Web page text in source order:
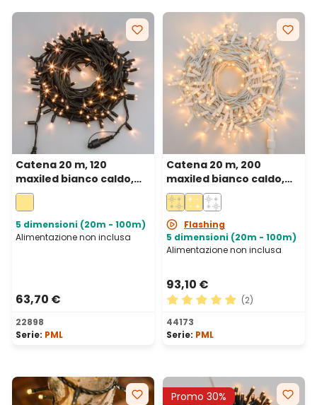
Catena 20 m, 120
maxiled bianco caldo,
cavo verde,
prolungabile, IP67
5 dimensioni (20m - 100m)
Alimentazione non inclusa
63,70 €
22898
Serie: PML
Catena 20 m, 200
maxiled bianco caldo,
cavo bianco,
prolungabile, IP67
Flashing
5 dimensioni (20m - 100m)
Alimentazione non inclusa
93,10 €
Valutazione media di 5 su
(2)
44173
Serie: PML
Promo 30%